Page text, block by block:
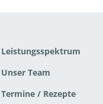
Leistungsspektrum
Unser Team
Termine / Rezepte